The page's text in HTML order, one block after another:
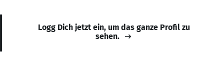
Logg Dich jetzt ein, um das ganze Profil zu
sehen.